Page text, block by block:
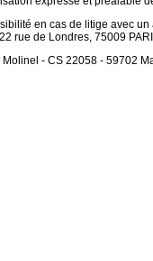
en cas de litige avec
rue de Londres, 75009
- CS 22058 - 59702